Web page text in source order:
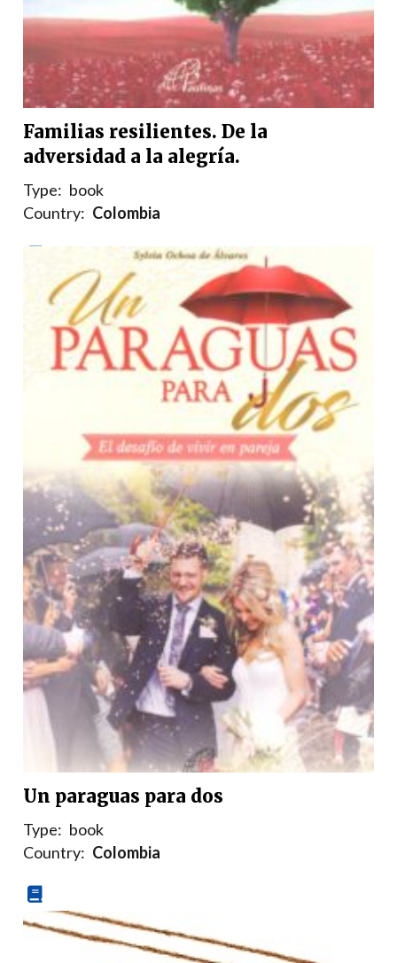
Familias resilientes. De la
adversidad a la alegría.
Type: book
Country: Colombia
Un paraguas para dos
Type: book
Country: Colombia